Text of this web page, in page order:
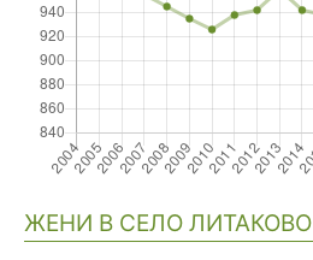
ЖЕНИ В СЕЛО ЛИТАКОВО